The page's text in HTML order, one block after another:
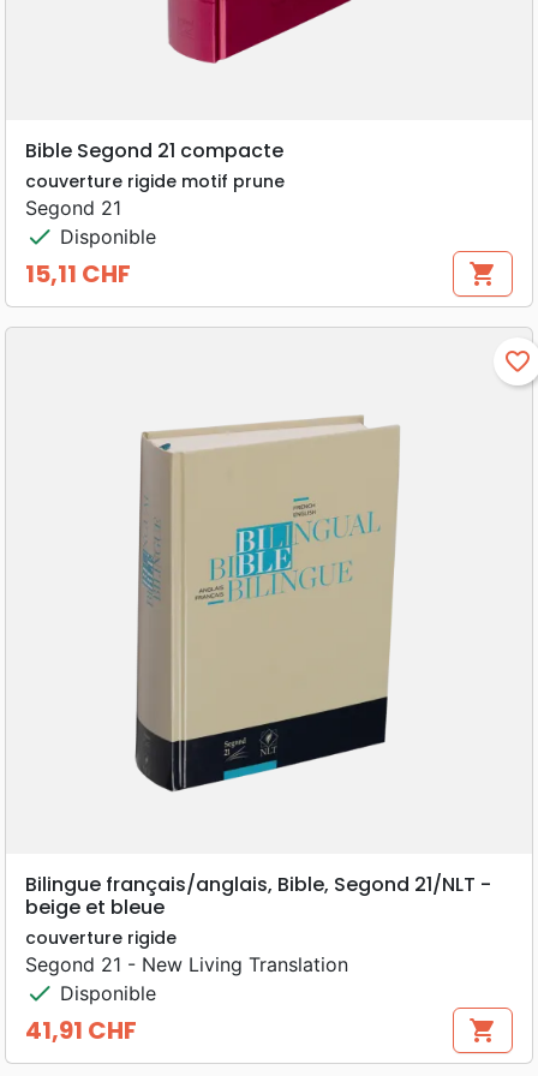
Bible Segond 21 compacte
couverture rigide motif prune
Segond 21
check Disponible
Prix
15,11 CHF shopping_cart
favorite_border
Bilingue français/anglais, Bible, Segond 21/NLT -
beige et bleue
couverture rigide
Segond 21 - New Living Translation
check Disponible
Prix
41,91 CHF shopping_cart